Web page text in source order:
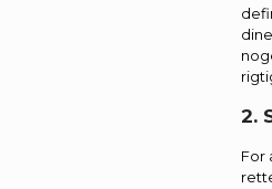
2.
For